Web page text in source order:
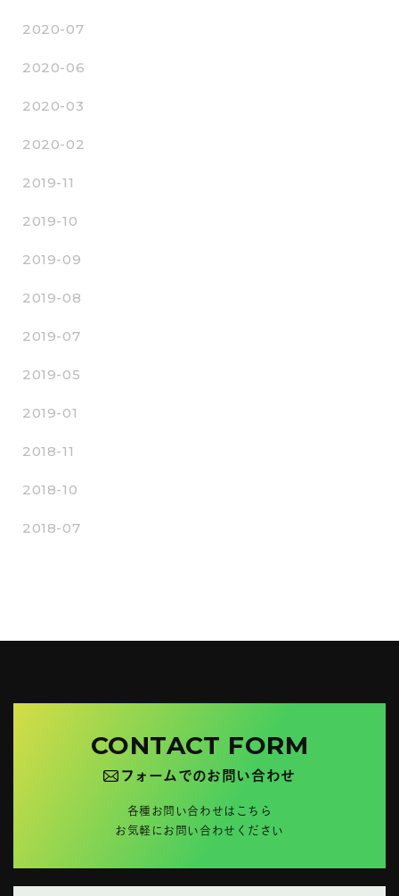
2020-07
2020-06
2020-03
2020-02
2019-11
2019-10
2019-09
2019-08
2019-07
2019-05
2019-01
2018-11
2018-10
2018-07
CONTACT FORM
フォームでのお問い合わせ
各種お問い合わせはこちら
お気軽にお問い合わせください